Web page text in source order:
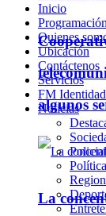
algunos
La
Inicio
Programación
Quienes
Ubicación
Contáctenos
Servicios
FM
Noticias